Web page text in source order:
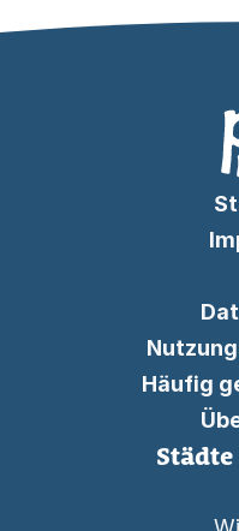
Häufig